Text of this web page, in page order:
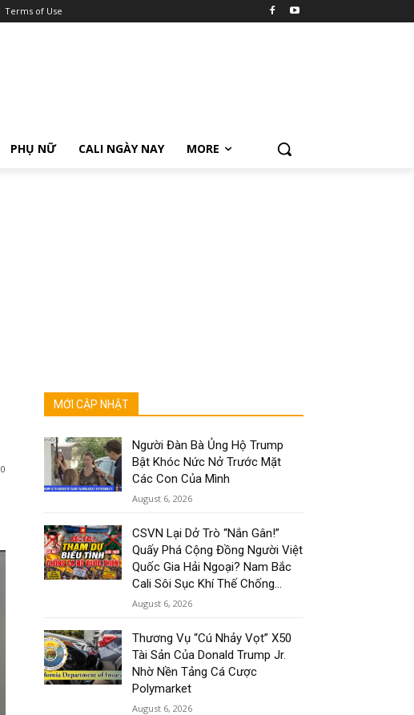
Terms of Use
PHỤ NỮ CALI NGÀY NAY MORE
0
MỚI CẬP NHẬT
Người Đàn Bà Ủng Hộ Trump
Bật Khóc Nức Nở Trước Mặt
Các Con Của Mình
August 6, 2026
CSVN Lại Dở Trò “Nắn Gân!”
Quấy Phá Cộng Đồng Người Việt
Quốc Gia Hải Ngoại? Nam Bắc
Cali Sôi Sục Khí Thế Chống...
August 6, 2026
Thương Vụ “Cú Nhảy Vọt” X50
Tài Sản Của Donald Trump Jr.
Nhờ Nền Tảng Cá Cược
Polymarket
August 6, 2026